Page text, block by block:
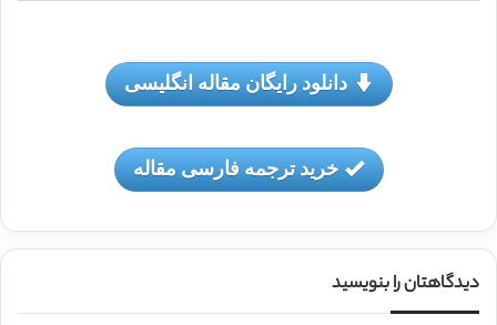
دانلود رایگان مقاله انگلیسی
خرید ترجمه فارسی مقاله
دیدگاهتان را بنویسید